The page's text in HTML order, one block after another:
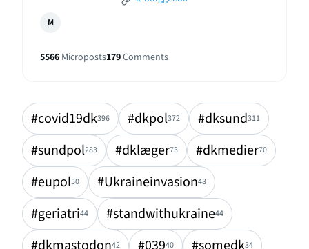
M
5566 Microposts179Comments
#covid19dk396 #dkpol372 #dksund311
#sundpol283 #dklæger73 #dkmedier70
#eupol50 #Ukraineinvasion48
#geriatri44 #standwithukraine44
42 40 34